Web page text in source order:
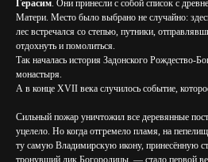
Герасим. Они принесли с собой список с
Матери. Место было выбрано не случайно:
лес встречался со степью, путники,
отдохнуть и помолиться.
Так началась история Задонского Рождество-
монастыря.
А в конце XVII века случилось событие,
Сильный пожар уничтожил все деревянные
уцелело. Но когда отгремело пламя, на
ту самую Владимирскую икону, принесённую
тронувший лик Богородицы, — стало первой